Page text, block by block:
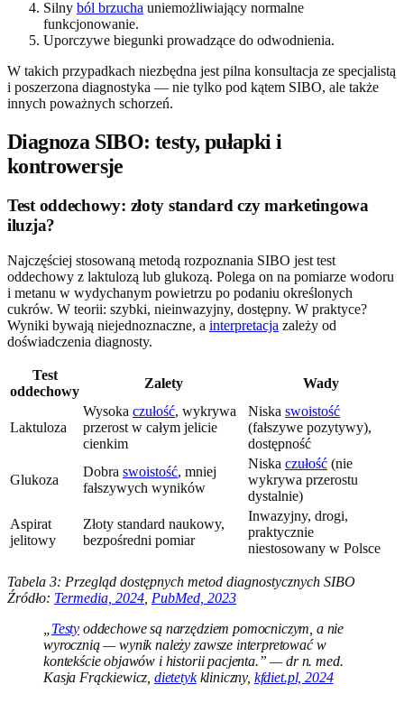
Silny ból brzucha uniemożliwiający normalne
funkcjonowanie.
Uporczywe biegunki prowadzące do odwodnienia.
W takich przypadkach niezbędna jest pilna konsultacja ze specjalistą
i poszerzona diagnostyka — nie tylko pod kątem SIBO, ale także
innych poważnych schorzeń.
Diagnoza SIBO: testy, pułapki i
kontrowersje
Test oddechowy: złoty standard czy marketingowa
iluzja?
Najczęściej stosowaną metodą rozpoznania SIBO jest test
oddechowy z laktulozą lub glukozą. Polega on na pomiarze wodoru
i metanu w wydychanym powietrzu po podaniu określonych
cukrów. W teorii: szybki, nieinwazyjny, dostępny. W praktyce?
Wyniki bywają niejednoznaczne, a interpretacja zależy od
doświadczenia diagnosty.
Test
oddechowy
Zalety Wady
Laktuloza
Wysoka czułość, wykrywa
przerost w całym jelicie
cienkim
Niska swoistość
(fałszywe pozytywy),
dostępność
Glukoza
Dobra swoistość, mniej
fałszywych wyników
Niska czułość (nie
wykrywa przerostu
dystalnie)
Aspirat
jelitowy
Złoty standard naukowy,
bezpośredni pomiar
Inwazyjny, drogi,
praktycznie
niestosowany w Polsce
Tabela 3: Przegląd dostępnych metod diagnostycznych SIBO
Źródło: Termedia, 2024 PubMed, 2023
Testy oddechowe są narzędziem pomocniczym, a nie
wyrocznią — wynik należy zawsze interpretować w
kontekście objawów i historii pacjenta.” — dr n. med.
Kasja Frąckiewicz, dietetykkliniczny, kfdiet.pl, 2024